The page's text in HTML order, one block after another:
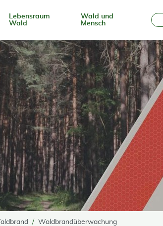
Lebensraum
Wald
Wald und
Mensch
Waldbrandüberwachung